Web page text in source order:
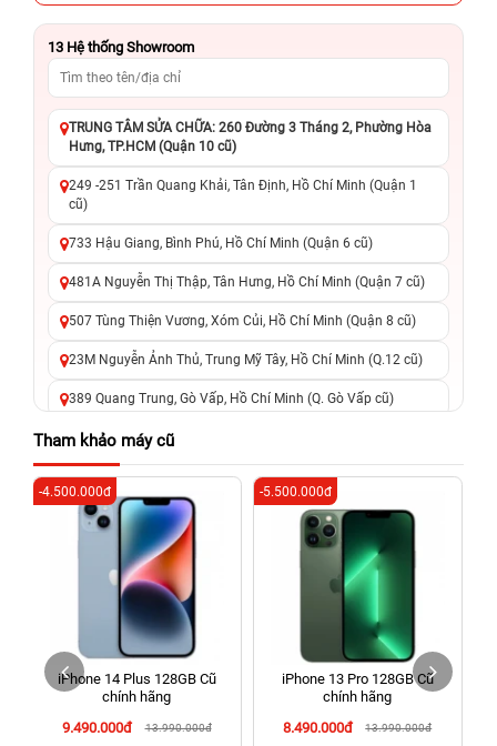
13 Hệ thống Showroom
TRUNG TÂM SỬA CHỮA: 260 Đường 3 Tháng 2, Phường Hòa
Hưng, TP.HCM (Quận 10 cũ)
249 -251 Trần Quang Khải, Tân Định, Hồ Chí Minh (Quận 1
cũ)
733 Hậu Giang, Bình Phú, Hồ Chí Minh (Quận 6 cũ)
481A Nguyễn Thị Thập, Tân Hưng, Hồ Chí Minh (Quận 7 cũ)
507 Tùng Thiện Vương, Xóm Củi, Hồ Chí Minh (Quận 8 cũ)
23M Nguyễn Ảnh Thủ, Trung Mỹ Tây, Hồ Chí Minh (Q.12 cũ)
389 Quang Trung, Gò Vấp, Hồ Chí Minh (Q. Gò Vấp cũ)
625 - 625A Âu Cơ, Tân Phú, Hồ Chí Minh (Quận Tân Phú cũ)
326 Lê Văn Việt, Tăng Nhơn Phú, Hồ Chí Minh (Q.9 TP. Thủ
Đức cũ)
256 Võ Văn Ngân, Thủ Đức, Hồ Chí Minh (Bình Thọ, TP. Thủ
70 Nguyễn An Ninh, Dĩ An, Hồ Chí Minh (Bình Dương Cũ)
24h Vũng Tàu: 162A Ba Cu, Vũng Tàu, Hồ Chí Minh (TP. Vũng
Tàu cũ)
198 Hoàng Văn Thụ, Tân Sơn Nhất, Hồ Chí Minh (Tân Bình
Tham khảo máy cũ
iPhone 14 Plus 128GB Cũ
chính hãng
9.490.000đ
13.990.000đ
-4.500.000đ
iPhone 13 Pro 128GB Cũ
chính hãng
8.490.000đ
13.990.000đ
-5.500.000đ